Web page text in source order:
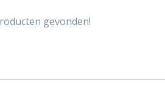
gevonden!